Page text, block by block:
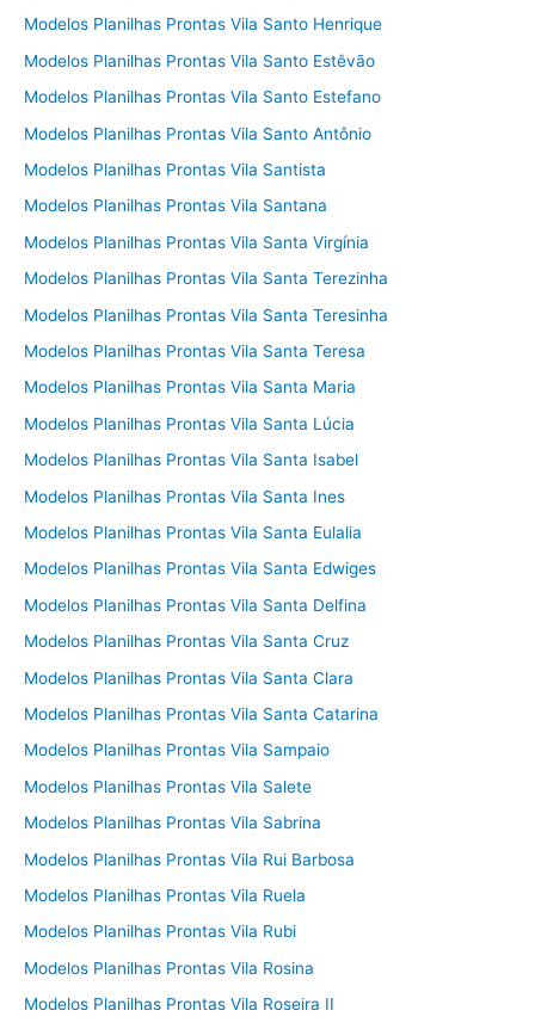
Modelos Planilhas Prontas Vila Santo Henrique
Modelos Planilhas Prontas Vila Santo Estêvão
Modelos Planilhas Prontas Vila Santo Estefano
Modelos Planilhas Prontas Vila Santo Antônio
Modelos Planilhas Prontas Vila Santista
Modelos Planilhas Prontas Vila Santana
Modelos Planilhas Prontas Vila Santa Virgínia
Modelos Planilhas Prontas Vila Santa Terezinha
Modelos Planilhas Prontas Vila Santa Teresinha
Modelos Planilhas Prontas Vila Santa Teresa
Modelos Planilhas Prontas Vila Santa Maria
Modelos Planilhas Prontas Vila Santa Lúcia
Modelos Planilhas Prontas Vila Santa Isabel
Modelos Planilhas Prontas Vila Santa Ines
Modelos Planilhas Prontas Vila Santa Eulalia
Modelos Planilhas Prontas Vila Santa Edwiges
Modelos Planilhas Prontas Vila Santa Delfina
Modelos Planilhas Prontas Vila Santa Cruz
Modelos Planilhas Prontas Vila Santa Clara
Modelos Planilhas Prontas Vila Santa Catarina
Modelos Planilhas Prontas Vila Sampaio
Modelos Planilhas Prontas Vila Salete
Modelos Planilhas Prontas Vila Sabrina
Modelos Planilhas Prontas Vila Rui Barbosa
Modelos Planilhas Prontas Vila Ruela
Modelos Planilhas Prontas Vila Rubi
Modelos Planilhas Prontas Vila Rosina
Modelos Planilhas Prontas Vila Roseira II